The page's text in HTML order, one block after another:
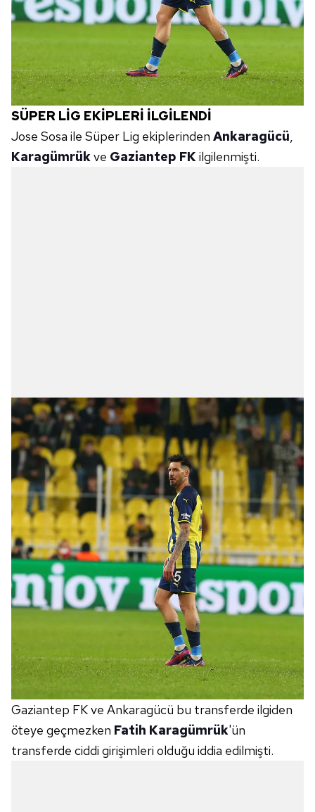
SÜPER LİG EKİPLERİ İLGİLENDİ
Jose Sosa ile Süper Lig ekiplerinden Ankaragücü,
Karagümrükve Gaziantep FKilgilenmişti.
Gaziantep FK ve Ankaragücü bu transferde ilgiden
öteye geçmezken Fatih Karagümrük'ün
transferde ciddi girişimleri olduğu iddia edilmişti.